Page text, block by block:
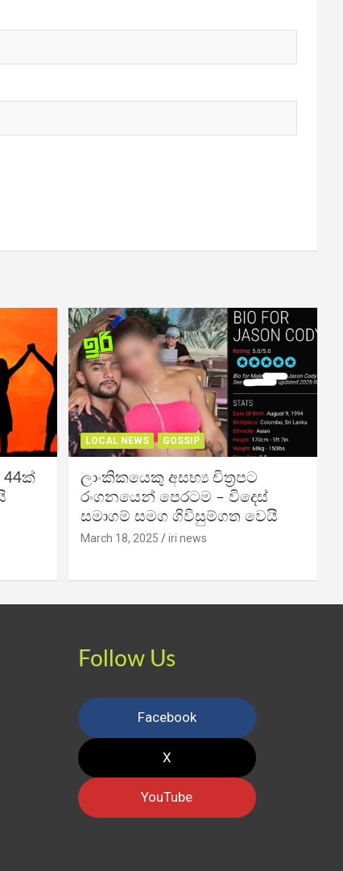
44ක්
LOCAL NEWS GOSSIP
ලාංකිකයෙකු අසභ්‍ය චිත්‍රපට
රංගනයෙන් පෙරටම – විදෙස්
සමාගම් සමග ගිවිසුම්ගත වෙයි
March 18, 2025 iri news
Follow Us
Facebook
X
YouTube